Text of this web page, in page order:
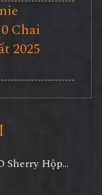
Chai
2025
Sherry Hộp...